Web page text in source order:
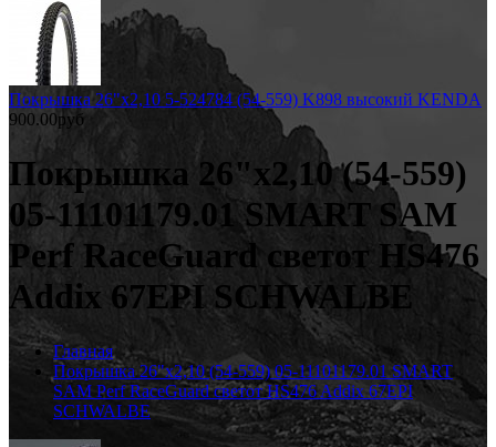
Покрышка 26"х2,10 5-524784 (54-559) K898 высокий KENDA
900.00руб
Покрышка 26"х2,10 (54-559)
05-11101179.01 SMART SAM
Perf RaceGuard светот HS476
Addix 67EPI SCHWALBE
Главная
Покрышка 26"х2,10 (54-559) 05-11101179.01 SMART
SAM Perf RaceGuard светот HS476 Addix 67EPI
SCHWALBE